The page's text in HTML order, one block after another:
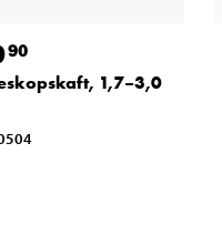
90
1,7–3,0